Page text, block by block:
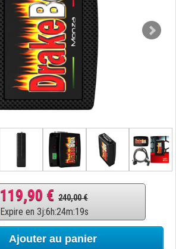
119,90 € 240,00 €
Expire en 3j:6h:24m:18s
Ajouter au panier